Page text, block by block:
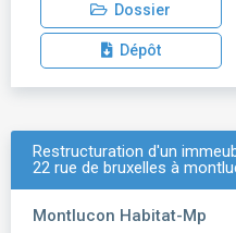
Dossier
Dépôt
Restructuration d'un
22 rue de bruxelles à
Montlucon Habitat-Mp